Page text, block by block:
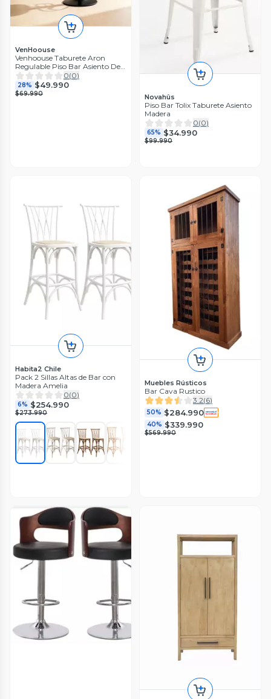
VenHoouse
Venhoouse Taburete Aron
Regulable Piso Bar Asiento De
Madera Negro 0(0)
28% $49.990
$69.990 Novahûs
Piso Bar Tolix Taburete Asiento
Madera
0(0)
65% $34.990
$99.990
Habita2 Chile
Pack 2 Sillas Altas de Bar con
Madera Amelia
0(0)
6% $254.990
$273.990
Muebles Rústicos
Bar Cava Rustico
3.2(6)
50% $284.990
40% $339.990
$569.990